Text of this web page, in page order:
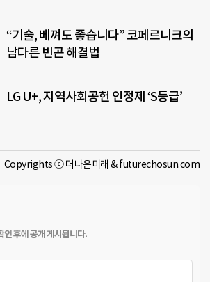
“기술, 베껴도 좋습니다” 코페르니크의
남다른 빈곤 해결법
LG U+, 지역사회공헌 인정제 ‘S등급’
Copyrights ⓒ 더나은미래 & futurechosun.com